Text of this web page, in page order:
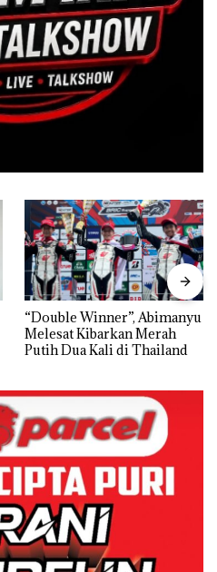
“Double Winner”, Abimanyu
Melesat Kibarkan Merah
Putih Dua Kali di Thailand